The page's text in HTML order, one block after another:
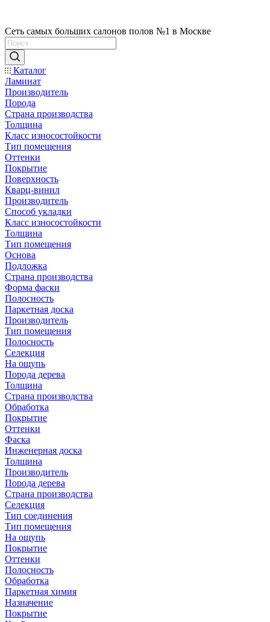
Сеть самых больших салонов полов №1 в Москве
Каталог
Ламинат
Производитель
Порода
Страна производства
Толщина
Класс износостойкости
Тип помещения
Оттенки
Покрытие
Поверхность
Кварц-винил
Производитель
Способ укладки
Класс износостойкости
Толщина
Тип помещения
Основа
Подложка
Страна производства
Форма фаски
Полосность
Паркетная доска
Производитель
Тип помещения
Полосность
Селекция
На ощупь
Порода дерева
Толщина
Страна производства
Обработка
Покрытие
Оттенки
Фаска
Инженерная доска
Толщина
Производитель
Порода дерева
Страна производства
Селекция
Тип соединения
Тип помещения
На ощупь
Покрытие
Оттенки
Полосность
Обработка
Паркетная химия
Назначение
Покрытие